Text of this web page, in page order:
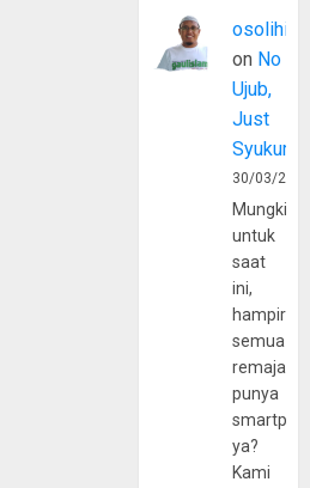
osolihin
on No
Ujub,
Just
Syukur
30/03/
Mungkin
untuk
saat
ini,
hampir
semua
remaja
punya
ya?
Kami